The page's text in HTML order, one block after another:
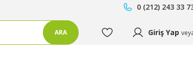
0 (212) 243 33
ARA Giriş Yap